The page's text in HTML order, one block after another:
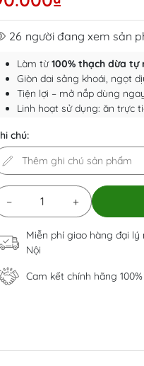
26 người đang xem sản
Làm từ100% thạch dừa tự
Giòn dai sảng khoái, ngọt
Tiện lợi – mở nắp dùng
Linh hoạt sử dụng: ăn trực
chú:
− +
Miễn phí giao hàng đại lý
Nội
Cam kết chính hãng 100%